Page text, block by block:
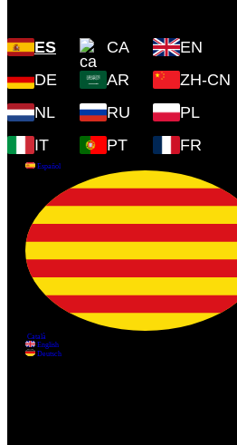
ES CA
EN
DE
AR
ZH-CN
NL
RU
PL
IT
PT FR